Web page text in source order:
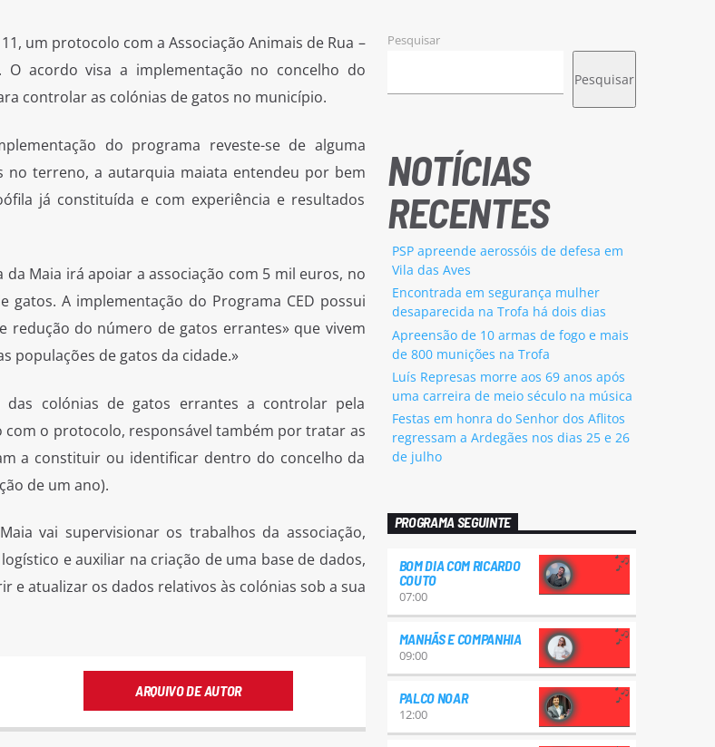
um protocolo com a Associação Animais de Rua –
O acordo visa a implementação no concelho do
controlar as colónias de gatos no município.
do programa reveste-se de alguma
no terreno, a autarquia maiata entendeu por bem
já constituída e com experiência e resultados
Maia irá apoiar a associação com 5 mil euros, no
A implementação do Programa CED possui
redução do número de gatos errantes» que vivem
populações de gatos da cidade.»
colónias de gatos errantes a controlar pela
com o protocolo, responsável também por tratar as
a constituir ou identificar dentro do concelho da
de um ano).
vai supervisionar os trabalhos da associação,
e auxiliar na criação de uma base de dados,
e atualizar os dados relativos às colónias sob a sua
ARQUIVO DE AUTOR
Pesquisar
Pesquisar
NOTÍCIAS
RECENTES
PSP apreende aerossóis de defesa em
Vila das Aves
Encontrada em segurança mulher
desaparecida na Trofa há dois dias
Apreensão de 10 armas de fogo e mais
de 800 munições na Trofa
Luís Represas morre aos 69 anos após
uma carreira de meio século na música
Festas em honra do Senhor dos Aflitos
regressam a Ardegães nos dias 25 e 26
de julho
PROGRAMA SEGUINTE
BOM DIA COM RICARDO
COUTO
07:00
MANHÃS E COMPANHIA
09:00
PALCO NOAR
12:00